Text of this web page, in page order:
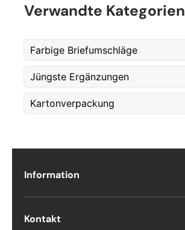
Verwandte Kategorien
Farbige Briefumschläge
Jüngste Ergänzungen
Kartonverpackung
Information
Kontakt